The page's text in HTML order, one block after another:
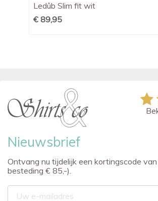
Ledûb Slim fit wit
€ 89,95
Nieuwsbrief
Ontvang nu tijdelijk een kortingscode
besteding € 85,-).